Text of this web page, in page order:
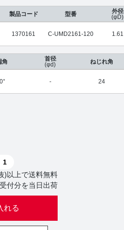
製品コード
1370161
型番
C-UMD2161-120
外径
(φD)
1.61
角
首径
(φd)
-
ねじれ角
24
)以上で送料無料
付分を当日出荷
れる